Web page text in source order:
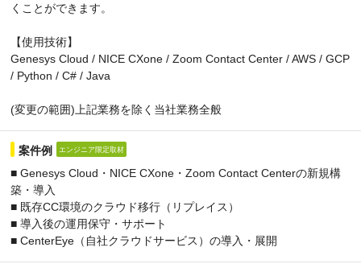
くことができます。
【使用技術】
Genesys Cloud / NICE CXone / Zoom Contact Center / AWS / GCP
/ Python / C# / Java
(変更の範囲)上記業務を除く当社業務全般
案件例 エンジニア限定取材
■ Genesys Cloud・NICE CXone・Zoom Contact Centerの新規構
築・導入
■ 既存CC環境のクラウド移行（リプレイス）
■ 導入後の運用保守・サポート
■ CenterEye（自社クラウドサービス）の導入・展開